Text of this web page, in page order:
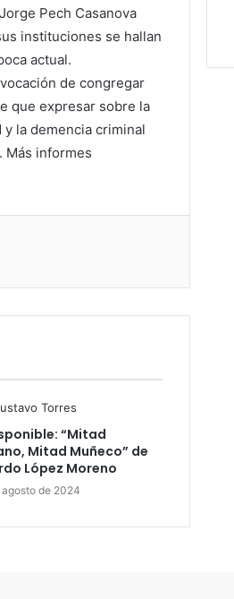
Pech Casanova
instituciones se hallan
actual.
de congregar
que expresar sobre la
la demencia criminal
Más informes
“Mitad
Mitad Muñeco” de
López Moreno
agosto de 2024